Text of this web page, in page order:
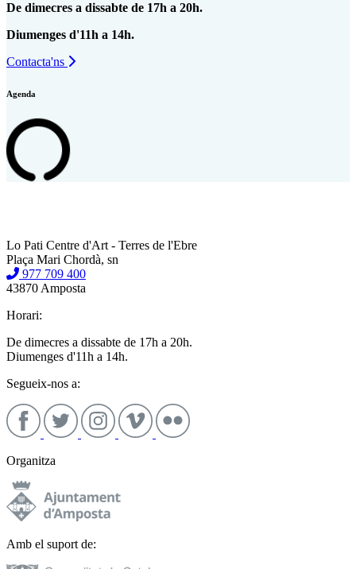
De dimecres a dissabte de 17h a 20h.
Diumenges d'11h a 14h.
Contacta'ns
Agenda
Lo Pati Centre d'Art - Terres de l'Ebre
Plaça Mari Chordà, sn
977 709 400
43870 Amposta
Horari:
De dimecres a dissabte de 17h a 20h.
Diumenges d'11h a 14h.
Segueix-nos a:
Organitza
Amb el suport de: